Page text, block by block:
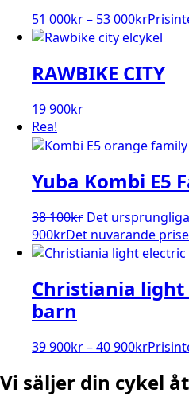
51 000kr– 53 000kr
RAWBIKE CITY
19 900kr
Rea!
Yuba Kombi E5
38 100kr Det
900krDet nuvarande
Christiania light
barn
39 900kr–40 900kr
Vi säljer din cykel